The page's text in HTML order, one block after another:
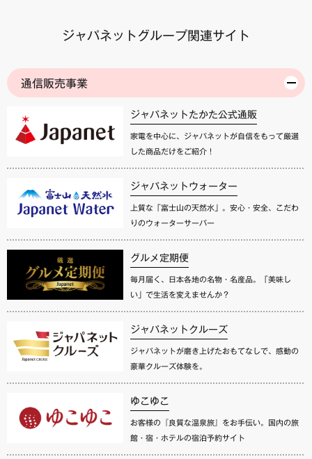
ジャパネットグループ関連サイト
通信販売事業
ジャパネットたかた公式通販
家電を中心に、ジャパネットが自信をもって厳選
した商品だけをご紹介！
ジャパネットウォーター
上質な「富士山の天然水」。安心・安全、こだわ
りのウォーターサーバー
グルメ定期便
毎月届く、日本各地の名物・名産品。「美味し
い」で生活を変えませんか？
ジャパネットクルーズ
ジャパネットが磨き上げたおもてなしで、感動の
豪華クルーズ体験を。
ゆこゆこ
お客様の『良質な温泉旅』をお手伝い。国内の旅
館・宿・ホテルの宿泊予約サイト